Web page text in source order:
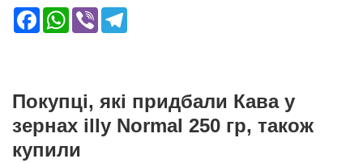
FacebookWhatsApp
Viber
Покупці, які придбали Кава у
зернах illy Normal 250 гр, також
купили